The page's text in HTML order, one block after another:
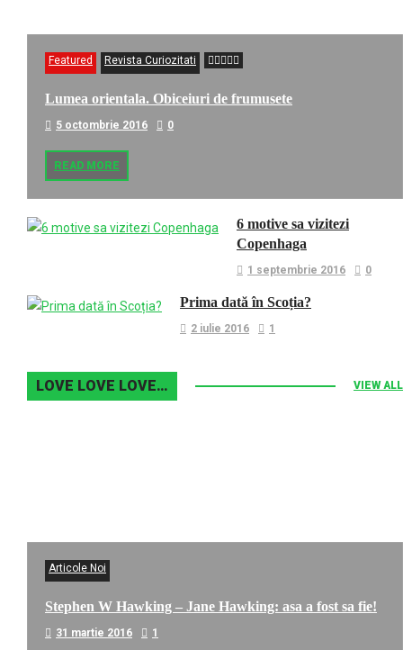
Featured Revista Curiozitati
Lumea orientala. Obiceiuri de frumusete
5 octombrie 2016 0
READ MORE
6 motive sa vizitezi
Copenhaga
1 septembrie 2016 0
Prima dată în Scoția?
2 iulie 2016 1
LOVE LOVE LOVE… VIEW ALL
Articole Noi
Stephen W Hawking – Jane Hawking: asa a fost sa fie!
31 martie 2016 1